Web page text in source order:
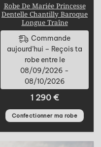
Robe De Mariée Princesse
Dentelle Chantilly Baroque
Longue Traîne
Commande
aujourd’hui – Reçois ta
robe entre le
08/09/2026 -
08/10/2026
1 290 €
Confectionner ma robe